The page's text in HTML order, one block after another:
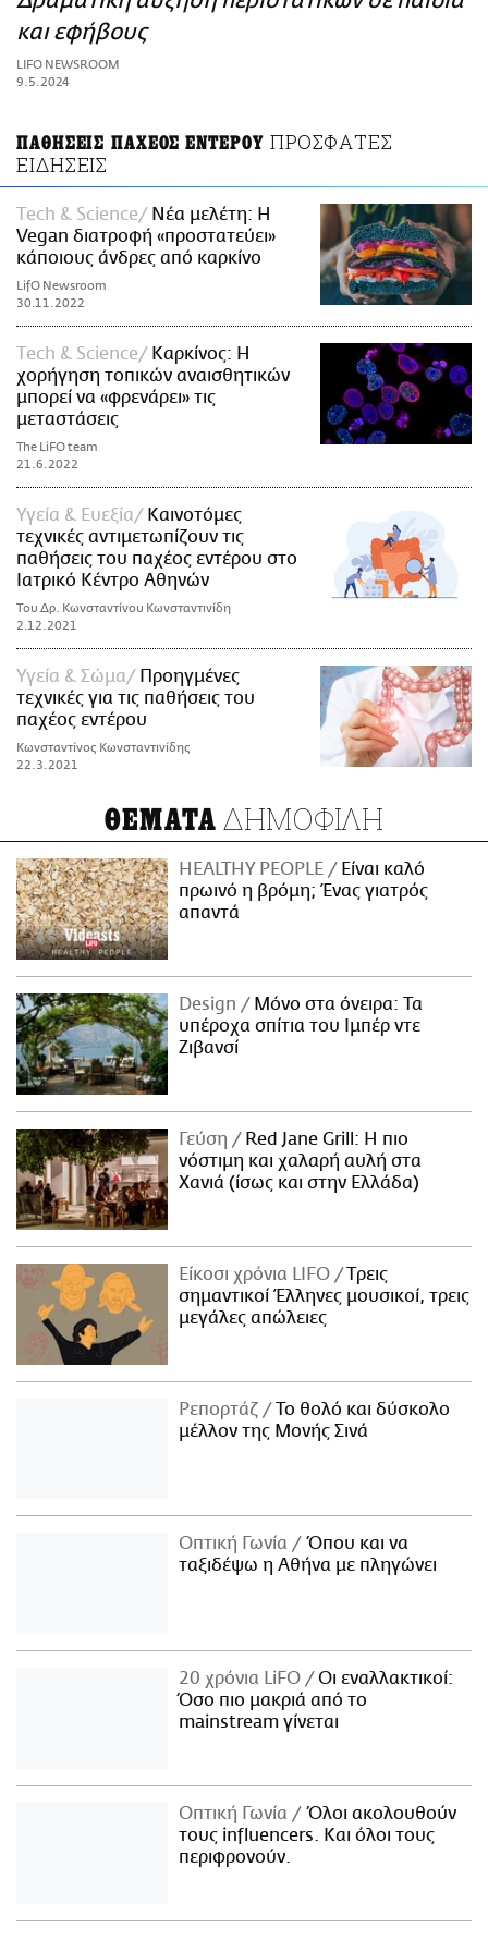
ΑΜΠΑ
PRINT
και εφήβους
LIFO NEWSROOM
9.5.2024
ΠΑΘΗΣΕΙΣ ΠΑΧΕΟΣ ΕΝΤΕΡΟΥ ΠΡΟΣΦΑΤΕΣ
ΕΙΔΗΣΕΙΣ
Τech & Science
Νέα μελέτη: Η
Vegan διατροφή «προστατεύει»
κάποιους άνδρες από καρκίνο
LifO Newsroom
30.11.2022
Τech & Science
Καρκίνος: Η
χορήγηση τοπικών αναισθητικών
μπορεί να «φρενάρει» τις
μεταστάσεις
The LiFO team
21.6.2022
Υγεία & Ευεξία
Καινοτόμες
τεχνικές αντιμετωπίζουν τις
παθήσεις του παχέος εντέρου στο
Ιατρικό Κέντρο Αθηνών
Του Δρ. Κωνσταντίνου Κωνσταντινίδη
2.12.2021
Υγεία & Σώμα
Προηγμένες
τεχνικές για τις παθήσεις του
παχέος εντέρου
Κωνσταντίνος Κωνσταντινίδης
22.3.2021
ΘΕΜΑΤΑ ΔΗΜΟΦΙΛΗ
HEALTHY PEOPLE
Είναι καλό
πρωινό η βρόμη; Ένας γιατρός
απαντά
Design
Μόνο στα όνειρα: Τα
υπέροχα σπίτια του Ιμπέρ ντε
Ζιβανσί
Γεύση
Red Jane Grill: Η πιο
νόστιμη και χαλαρή αυλή στα
Χανιά (ίσως και στην Ελλάδα)
Είκοσι χρόνια LIFO
Tρεις
σημαντικοί Έλληνες μουσικοί, τρεις
μεγάλες απώλειες
Ρεπορτάζ
Το θολό και δύσκολο
μέλλον της Μονής Σινά
Οπτική Γωνία
Όπου και να
ταξιδέψω η Αθήνα με πληγώνει
20 χρόνια LiFO
Οι εναλλακτικοί:
Όσο πιο μακριά από το
mainstream γίνεται
Οπτική Γωνία
Όλοι ακολουθούν
τους influencers. Και όλοι τους
περιφρονούν.